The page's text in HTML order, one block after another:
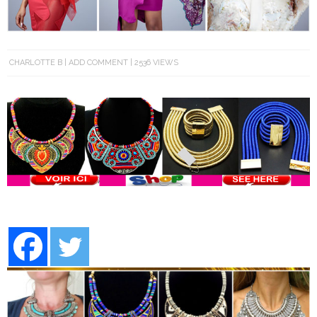
CHARLOTTE B ADD COMMENT 2536 VIEWS